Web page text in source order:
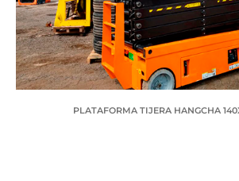
PLATAFORMA TIJERA HANGCHA